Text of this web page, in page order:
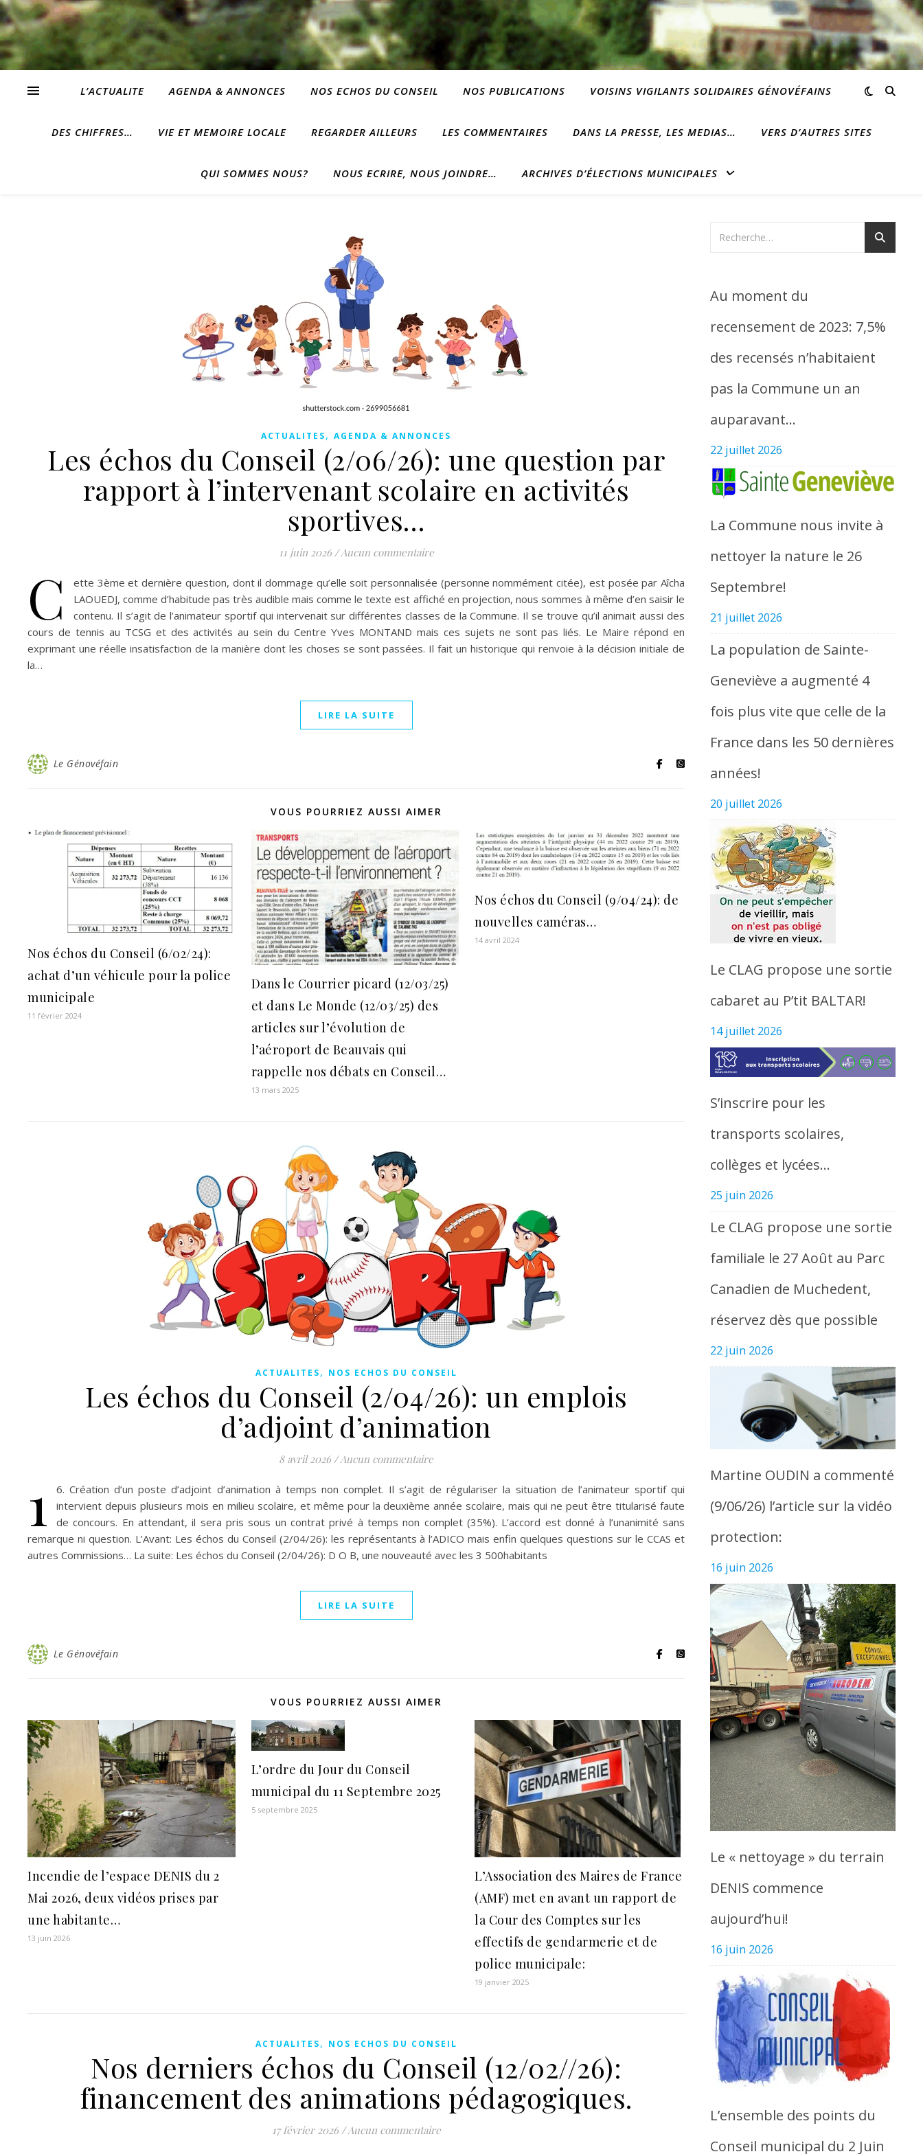
L’ACTUALITE AGENDA & ANNONCES NOS ECHOS DU CONSEIL NOS PUBLICATIONS VOISINS VIGILANTS SOLIDAIRES GÉNOVÉFAINS
DES CHIFFRES… VIE ET MEMOIRE LOCALE REGARDER AILLEURS LES COMMENTAIRES DANS LA PRESSE, LES MEDIAS… VERS D’AUTRES SITES
QUI SOMMES NOUS? NOUS ECRIRE, NOUS JOINDRE… ARCHIVES D’ÉLECTIONS MUNICIPALES
ACTUALITES, AGENDA & ANNONCES
Les échos du Conseil (2/06/26): une question par
rapport à l’intervenant scolaire en activités
sportives…
11 juin 2026 /Aucun commentaire
C
ette 3ème et dernière question, dont il dommage qu’elle soit personnalisée (personne nommément citée), est posée par Aîcha
LAOUEDJ, comme d’habitude pas très audible mais comme le texte est affiché en projection, nous sommes à même d’en saisir le
contenu. Il s’agit de l’animateur sportif qui intervenait sur différentes classes de la Commune. Il se trouve qu’il animait aussi des
cours de tennis au TCSG et des activités au sein du Centre Yves MONTAND mais ces sujets ne sont pas liés. Le Maire répond en
exprimant une réelle insatisfaction de la manière dont les choses se sont passées. Il fait un historique qui renvoie à la décision initiale de
la…
LIRE LA SUITE
Le Génovéfain
VOUS POURRIEZ AUSSI AIMER
Nos échos du Conseil (6/02/24):
achat d’un véhicule pour la police
municipale
11 février 2024
Dans le Courrier picard (12/03/25)
et dans Le Monde (12/03/25) des
articles sur l’évolution de
l’aéroport de Beauvais qui
rappelle nos débats en Conseil…
13 mars 2025
Nos échos du Conseil (9/04/24): de
nouvelles caméras…
14 avril 2024
ACTUALITES, NOS ECHOS DU CONSEIL
Les échos du Conseil (2/04/26): un emplois
d’adjoint d’animation
8 avril 2026 /Aucun commentaire
1
6. Création d’un poste d’adjoint d’animation à temps non complet. Il s’agit de régulariser la situation de l’animateur sportif qui
intervient depuis plusieurs mois en milieu scolaire, et même pour la deuxième année scolaire, mais qui ne peut être titularisé faute
de concours. En attendant, il sera pris sous un contrat privé à temps non complet (35%). L’accord est donné à l’unanimité sans
remarque ni question. L’Avant: Les échos du Conseil (2/04/26): les représentants à l’ADICO mais enfin quelques questions sur le CCAS et
autres Commissions… La suite: Les échos du Conseil (2/04/26): D O B, une nouveauté avec les 3 500habitants
LIRE LA SUITE
Le Génovéfain
VOUS POURRIEZ AUSSI AIMER
Incendie de l’espace DENIS du 2
Mai 2026, deux vidéos prises par
une habitante…
13 juin 2026
L’ordre du Jour du Conseil
municipal du 11 Septembre 2025
5 septembre 2025
L’Association des Maires de France
(AMF) met en avant un rapport de
la Cour des Comptes sur les
effectifs de gendarmerie et de
police municipale:
19 janvier 2025
ACTUALITES, NOS ECHOS DU CONSEIL
Nos derniers échos du Conseil (12/02//26):
financement des animations pédagogiques.
17 février 2026 /Aucun commentaire
Au moment du
recensement de 2023: 7,5%
des recensés n’habitaient
pas la Commune un an
auparavant…
22 juillet 2026
La Commune nous invite à
nettoyer la nature le 26
Septembre!
21 juillet 2026
La population de Sainte-
Geneviève a augmenté 4
fois plus vite que celle de la
France dans les 50 dernières
années!
20 juillet 2026
Le CLAG propose une sortie
cabaret au P’tit BALTAR!
14 juillet 2026
S’inscrire pour les
transports scolaires,
collèges et lycées…
25 juin 2026
Le CLAG propose une sortie
familiale le 27 Août au Parc
Canadien de Muchedent,
réservez dès que possible
22 juin 2026
Martine OUDIN a commenté
(9/06/26) l’article sur la vidéo
protection:
16 juin 2026
Le « nettoyage » du terrain
DENIS commence
aujourd’hui!
16 juin 2026
L’ensemble des points du
Conseil municipal du 2 Juin